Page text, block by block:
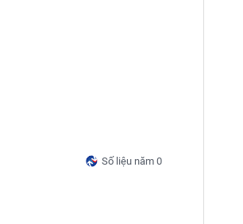
Số liệu năm 0